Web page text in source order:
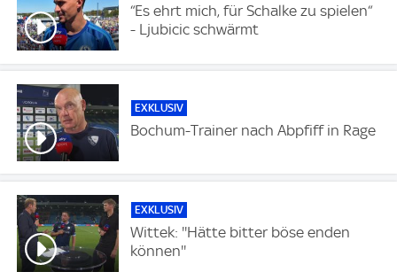
“Es ehrt mich, für Schalke zu spielen“
- Ljubicic schwärmt
EXKLUSIV
Bochum-Trainer nach Abpfiff in Rage
EXKLUSIV
Wittek: ''Hätte bitter böse enden
können''